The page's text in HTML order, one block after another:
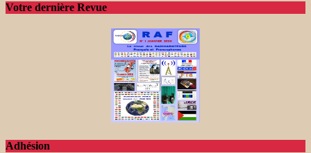
Votre dernière Revue
Adhésion